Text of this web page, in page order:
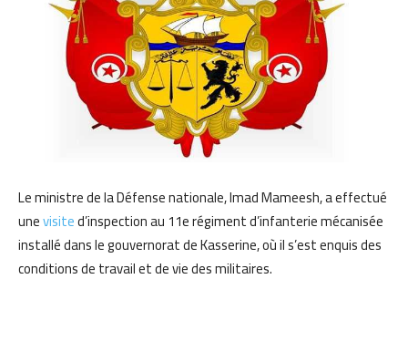
Le ministre de la Défense nationale, Imad Mameesh, a effectué
unevisited’inspection au 11e régiment d’infanterie mécanisée
installé dans le gouvernorat de Kasserine, où il s’est enquis des
conditions de travail et de vie des militaires.